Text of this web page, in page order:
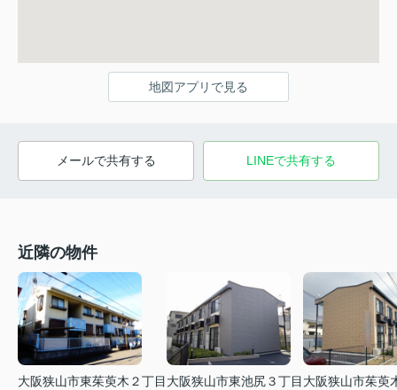
地図アプリで見る
メールで共有する LINEで共有する
近隣の物件
大阪狭山市東茱萸木２丁目 大阪狭山市東池尻３丁目 大阪狭山市茱萸